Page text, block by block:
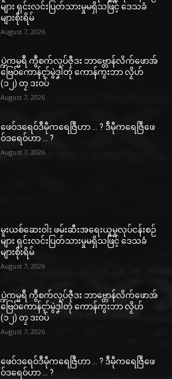
များ ရှင်းလင်းပြတ်သားမှုမရှိသဖြင့် ဒေသခံ
များစိုးရိမ်
August 7, 2026
ပ္ဍဲကမ္မရဳ ကွဳစက်လုပ်ဇီုဒး ဘာဗ္တောန်လိက်ဖောအ်
ဗြေဝ်ကောန်ၚာ်မွဲဒၞါဲတုဲ ကောန်ကွးဘာ လၟိဟ်
(၁၂) တၠ ဒးဝပ်
August 7, 2026
ဖေဝ်ဒရေဝ်ဒဳမဵုကရေဇြဳဟာ … ? ဒဳမဵုကရေဇြဳဖေ
ဝ်ဒရေဝ်ဟာ … ?
August 7, 2026
မူးယစ်ဆေးဝါး ဖမ်းဆီးအရေးယူမှုလုပ်ငန်းစဉ်
များ ရှင်းလင်းပြတ်သားမှုမရှိသဖြင့် ဒေသခံ
များစိုးရိမ်
August 7, 2026
ပ္ဍဲကမ္မရဳ ကွဳစက်လုပ်ဇီုဒး ဘာဗ္တောန်လိက်ဖောအ်
ဗြေဝ်ကောန်ၚာ်မွဲဒၞါဲတုဲ ကောန်ကွးဘာ လၟိဟ်
(၁၂) တၠ ဒးဝပ်
August 7, 2026
ဖေဝ်ဒရေဝ်ဒဳမဵုကရေဇြဳဟာ … ? ဒဳမဵုကရေဇြဳဖေ
ဝ်ဒရေဝ်ဟာ … ?